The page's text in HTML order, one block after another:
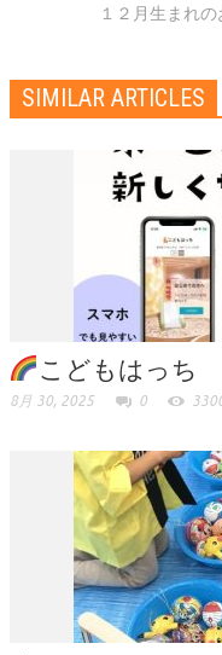
１２月生まれ
SIMILAR ARTICLES
こどもはっち
8月 30, 2025 0